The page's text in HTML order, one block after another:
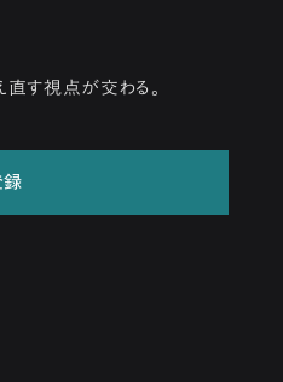
直す視点が交わる。
録